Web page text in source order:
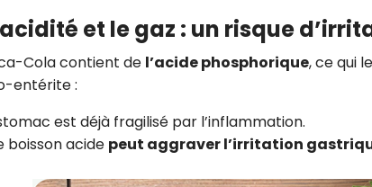
et le gaz : un risque
Cola contient de l’acide phosphorique, ce qui
entérite :
est déjà fragilisé par l’inflammation.
boisson acide peut aggraver l’irritation